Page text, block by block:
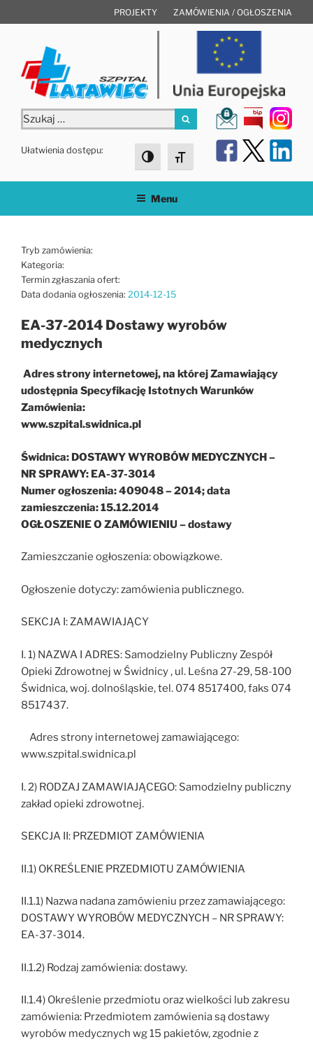
do
PROJEKTY ZAMÓWIENIA / OGŁOSZENIA
Szukaj:
Szukaj
Ułatwienia dostępu:
Toggle High Contrast
Toggle Font size
Menu
Tryb zamówienia:
Kategoria:
Termin zgłaszania ofert:
Data dodania ogłoszenia: 2014-12-15
EA-37-2014 Dostawy wyrobów
medycznych
Adres strony internetowej, na której Zamawiający
udostępnia Specyfikację Istotnych Warunków
Zamówienia:
www.szpital.swidnica.pl
Świdnica: DOSTAWY WYROBÓW MEDYCZNYCH –
NR SPRAWY: EA-37-3014
Numer ogłoszenia: 409048 – 2014; data
zamieszczenia: 15.12.2014
OGŁOSZENIE O ZAMÓWIENIU – dostawy
Zamieszczanie ogłoszenia: obowiązkowe.
Ogłoszenie dotyczy: zamówienia publicznego.
SEKCJA I: ZAMAWIAJĄCY
I. 1) NAZWA I ADRES: Samodzielny Publiczny Zespół
Opieki Zdrowotnej w Świdnicy , ul. Leśna 27-29, 58-100
Świdnica, woj. dolnośląskie, tel. 074 8517400, faks 074
8517437.
Adres strony internetowej zamawiającego:
www.szpital.swidnica.pl
I. 2) RODZAJ ZAMAWIAJĄCEGO: Samodzielny publiczny
zakład opieki zdrowotnej.
SEKCJA II: PRZEDMIOT ZAMÓWIENIA
II.1) OKREŚLENIE PRZEDMIOTU ZAMÓWIENIA
II.1.1) Nazwa nadana zamówieniu przez zamawiającego:
DOSTAWY WYROBÓW MEDYCZNYCH – NR SPRAWY:
EA-37-3014.
II.1.2) Rodzaj zamówienia: dostawy.
II.1.4) Określenie przedmiotu oraz wielkości lub zakresu
zamówienia: Przedmiotem zamówienia są dostawy
wyrobów medycznych wg 15 pakietów, zgodnie z